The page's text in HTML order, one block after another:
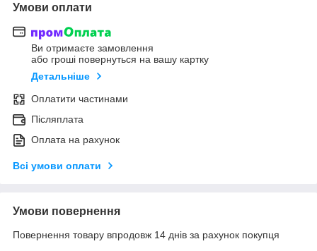
Умови оплати
Ви отримаєте замовлення
або гроші повернуться на вашу картку
Детальніше
Оплатити частинами
Післяплата
Оплата на рахунок
Всі умови оплати
Умови повернення
Повернення товару впродовж 14 днів за рахунок покупця